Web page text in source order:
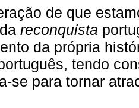
de que
reconquista
da própria
tendo
se para tornar